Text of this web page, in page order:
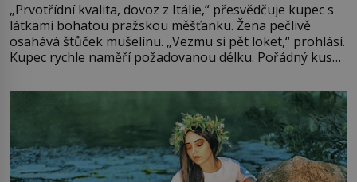
„Prvotřídní kvalita, dovoz z Itálie,“ přesvědčuje kupec s
látkami bohatou pražskou měšťanku. Žena pečlivě
osahává štůček mušelínu. „Vezmu si pět loket,“ prohlásí.
Kupec rychle naměří požadovanou délku. Pořádný kus
milostpaní. Stačí jenom na sukni,“ zhodnotí švadlena
množství růžového mušelínu. „Ošidili vás, podívejte.“